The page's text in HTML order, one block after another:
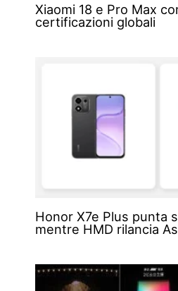
Xiaomi 18 e Pro Max
certificazioni globali
Honor X7e Plus punta
mentre HMD rilancia